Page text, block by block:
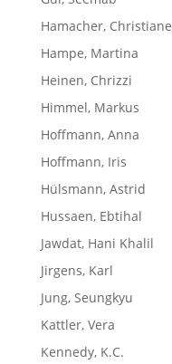
Hamacher, Christiane
Hampe, Martina
Heinen, Chrizzi
Himmel, Markus
Hoffmann, Anna
Hoffmann, Iris
Hülsmann, Astrid
Hussaen, Ebtihal
Jawdat, Hani Khalil
Jirgens, Karl
Jung, Seungkyu
Kattler, Vera
Kennedy, K.C.